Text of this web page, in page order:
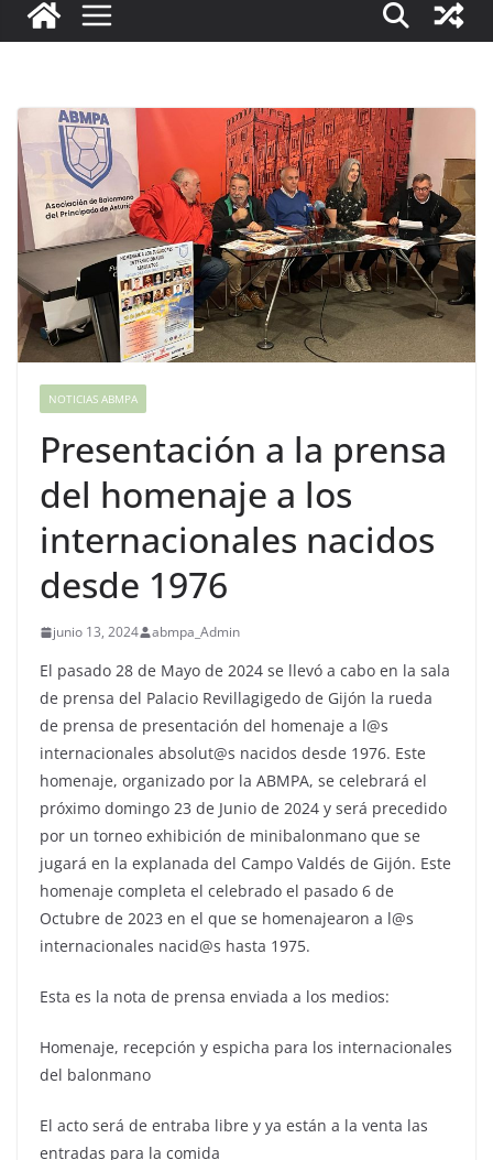
NOTICIAS ABMPA
Presentación a la prensa
del homenaje a los
internacionales nacidos
desde 1976
junio 13, 2024 abmpa_Admin
El pasado 28 de Mayo de 2024 se llevó a cabo en la sala
de prensa del Palacio Revillagigedo de Gijón la rueda
de prensa de presentación del homenaje a l@s
internacionales absolut@s nacidos desde 1976. Este
homenaje, organizado por la ABMPA, se celebrará el
próximo domingo 23 de Junio de 2024 y será precedido
por un torneo exhibición de minibalonmano que se
jugará en la explanada del Campo Valdés de Gijón. Este
homenaje completa el celebrado el pasado 6 de
Octubre de 2023 en el que se homenajearon a l@s
internacionales nacid@s hasta 1975.
Esta es la nota de prensa enviada a los medios:
Homenaje, recepción y espicha para los internacionales
del balonmano
El acto será de entraba libre y ya están a la venta las
entradas para la comida